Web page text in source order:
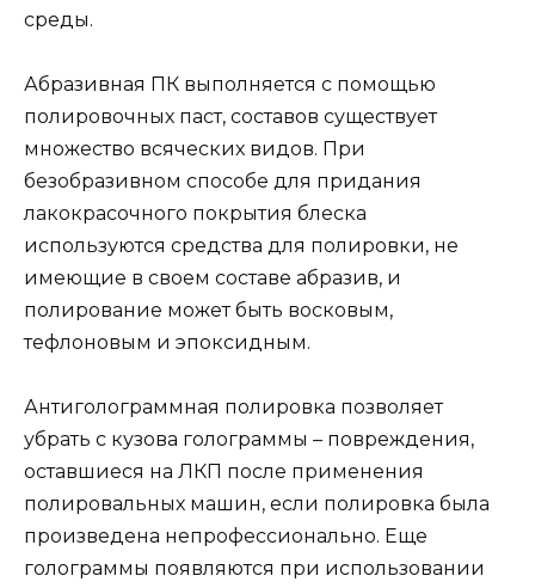
среды.
Абразивная ПК выполняется с помощью
полировочных паст, составов существует
множество всяческих видов. При
безобразивном способе для придания
лакокрасочного покрытия блеска
используются средства для полировки, не
имеющие в своем составе абразив, и
полирование может быть восковым,
тефлоновым и эпоксидным.
Антиголограммная полировка позволяет
убрать с кузова голограммы – повреждения,
оставшиеся на ЛКП после применения
полировальных машин, если полировка была
произведена непрофессионально. Еще
голограммы появляются при использовании